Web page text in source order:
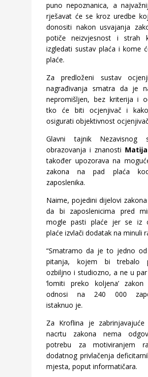
puno nepoznanica, a
rješavat će se kroz uredbe
donositi nakon usvajanja
potiče neizvjesnost i strah
izgledati sustav plaća i kome
plaće.
Za predloženi sustav
nagrađivanja smatra da je
nepromišljen, bez kriterija i
tko će biti ocjenjivač i
osigurati objektivnost
Glavni tajnik Nezavisnog
obrazovanja i znanosti
također upozorava na
zakona na pad plaća
zaposlenika.
Naime, pojedini dijelovi
da bi zaposlenicima pred
mogle pasti plaće jer se iz
plaće izvlači dodatak na minuli
“Smatramo da je to jedno od
pitanja, kojem bi trebalo
ozbiljno i studiozno, a ne u
‘lomiti preko koljena’
odnosi na 240 000
istaknuo je.
Za Kroflina je
nacrtu zakona nema
potrebu za motiviranjem
dodatnog privlačenja
mjesta, poput informatičara.